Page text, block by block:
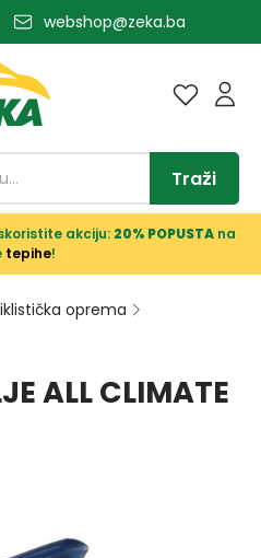
webshop@zeka.ba
Traži
akciju: 20% POPUSTAna
tepihe!
oprema
ALL CLIMATE